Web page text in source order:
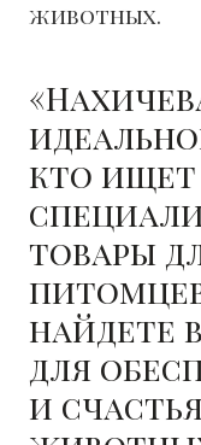
животных.
кто ищет
товары
найдете
для
и